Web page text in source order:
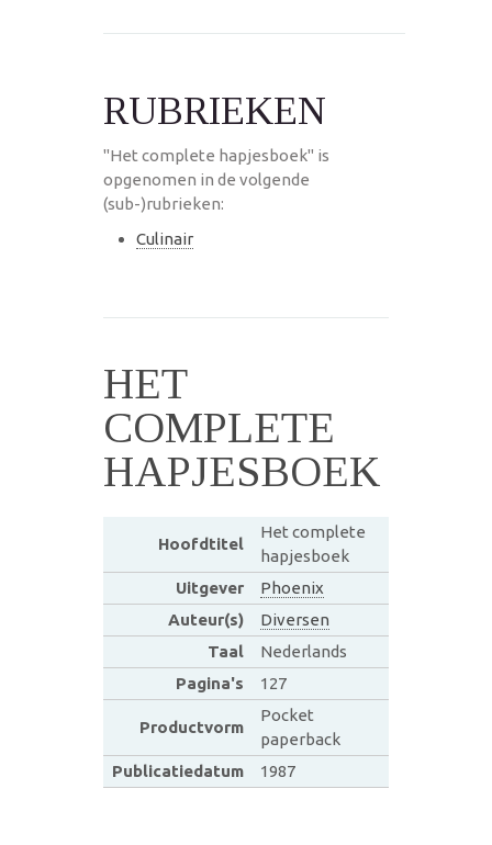
RUBRIEKEN
"Het complete hapjesboek" is
opgenomen in de volgende
(sub-)rubrieken:
Culinair
HET
COMPLETE
HAPJESBOEK
Hoofdtitel
Het complete
hapjesboek
Uitgever
Phoenix
Auteur(s)
Diversen
Taal
Nederlands
Pagina's
127
Productvorm
Pocket
paperback
Publicatiedatum
1987